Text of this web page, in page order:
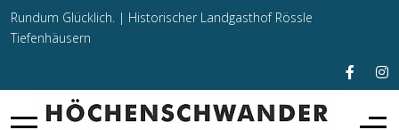
Rundum Glücklich. | Historischer Landgasthof Rössle
Tiefenhäusern